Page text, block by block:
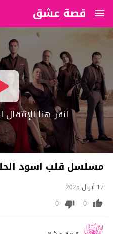
قصة عشق
?>
انقر هنا
مسلسل قلب اسود
17 أبريل 2025
0
0